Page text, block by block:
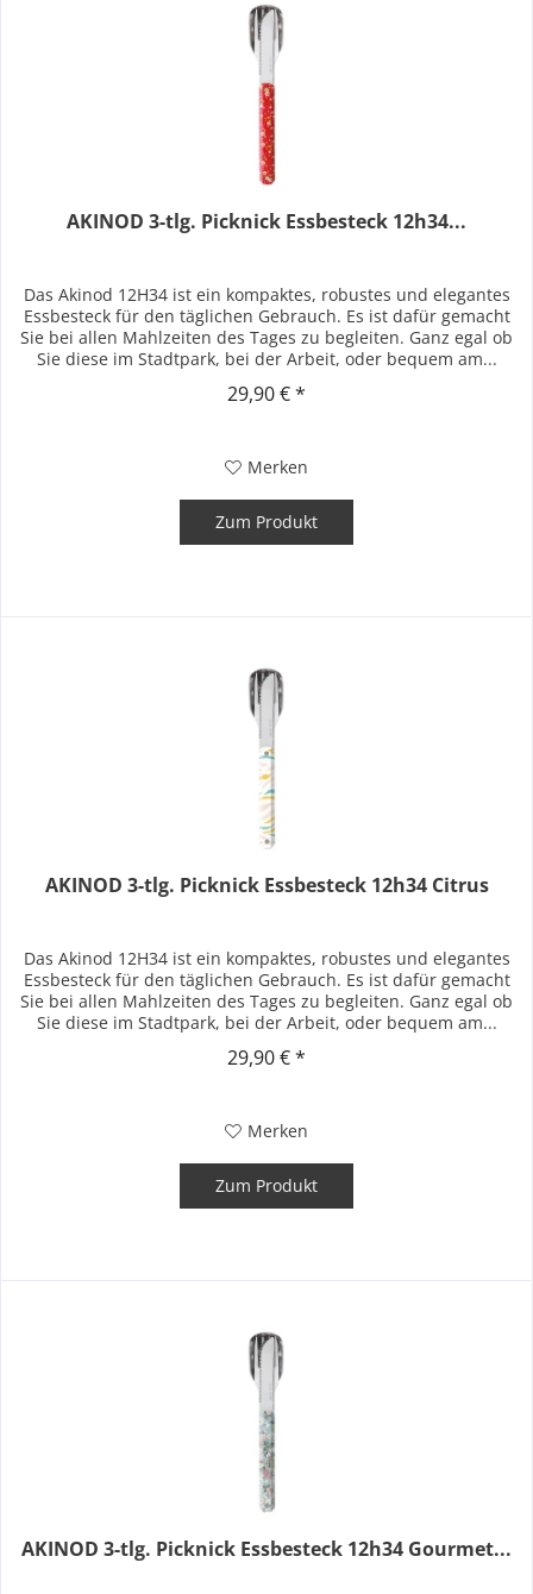
AKINOD 3-tlg. Picknick Essbesteck 12h34...
Das Akinod 12H34 ist ein kompaktes, robustes und elegantes
Essbesteck für den täglichen Gebrauch. Es ist dafür gemacht
Sie bei allen Mahlzeiten des Tages zu begleiten. Ganz egal ob
Sie diese im Stadtpark, bei der Arbeit, oder bequem am...
29,90 € *
Merken
Zum Produkt
AKINOD 3-tlg. Picknick Essbesteck 12h34 Citrus
Das Akinod 12H34 ist ein kompaktes, robustes und elegantes
Essbesteck für den täglichen Gebrauch. Es ist dafür gemacht
Sie bei allen Mahlzeiten des Tages zu begleiten. Ganz egal ob
Sie diese im Stadtpark, bei der Arbeit, oder bequem am...
29,90 € *
Merken
Zum Produkt
AKINOD 3-tlg. Picknick Essbesteck 12h34 Gourmet...